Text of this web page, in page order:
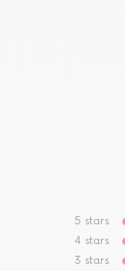
5 stars
4 stars
3 stars